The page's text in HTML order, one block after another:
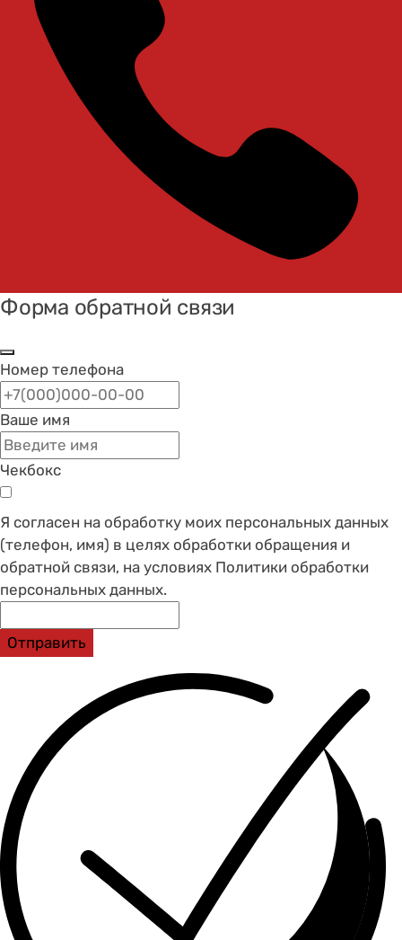
Форма обратной связи
Номер телефона
Ваше имя
Чекбокс
Я согласен на обработку моих персональных данных
(телефон, имя) в целях обработки обращения и
обратной связи, на условиях Политики обработки
персональных данных.
Отправить